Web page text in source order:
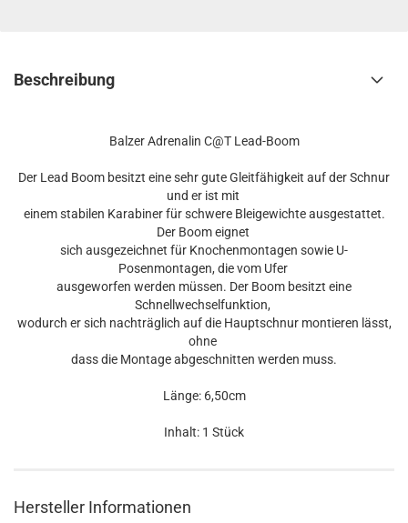
Beschreibung
Balzer Adrenalin C@T Lead-Boom
Der Lead Boom besitzt eine sehr gute Gleitfähigkeit auf der Schnur
und er ist mit
einem stabilen Karabiner für schwere Bleigewichte ausgestattet.
Der Boom eignet
sich ausgezeichnet für Knochenmontagen sowie U-
Posenmontagen, die vom Ufer
ausgeworfen werden müssen. Der Boom besitzt eine
Schnellwechselfunktion,
wodurch er sich nachträglich auf die Hauptschnur montieren lässt,
ohne
dass die Montage abgeschnitten werden muss.
Länge: 6,50cm
Inhalt: 1 Stück
Hersteller Informationen